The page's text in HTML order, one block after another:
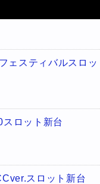
ェスティバルスロッ
ロット新台
スロット新台